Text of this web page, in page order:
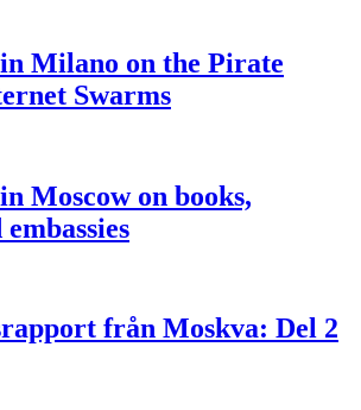
Milano on the Pirate
Swarms
Moscow on books,
från Moskva: Del 2